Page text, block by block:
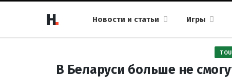
Новости и статьи Игры
В Беларуси больше не